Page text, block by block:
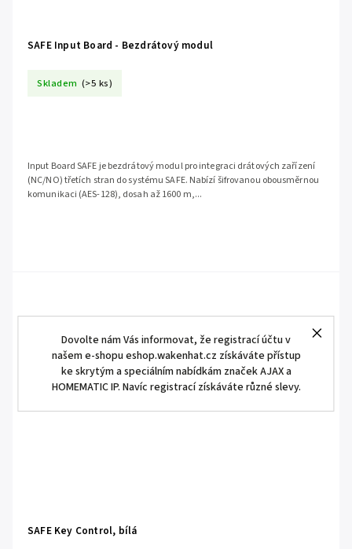
Dovolte nám Vás informovat, že registrací účtu v
našem e-shopu eshop.wakenhat.cz získáváte přístup
ke skrytým a speciálním nabídkám značek AJAX a
HOMEMATIC IP. Navíc registrací získáváte různé slevy.
SAFE Input Board - Bezdrátový modul
Skladem (>5 ks)
Input Board SAFE je bezdrátový modul pro integraci drátových zařízení
(NC/NO) třetích stran do systému SAFE. Nabízí šifrovanou obousměrnou
komunikaci (AES-128), dosah až 1600 m,...
SAFE Key Control, bílá